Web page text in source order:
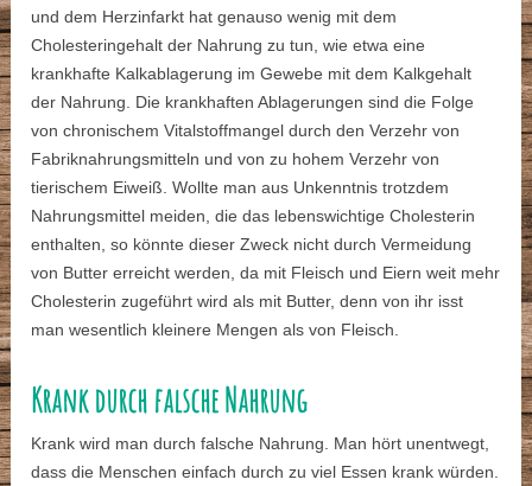
und dem Herzinfarkt hat genauso wenig mit dem
Cholesteringehalt der Nahrung zu tun, wie etwa eine
krankhafte Kalkablagerung im Gewebe mit dem Kalkgehalt
der Nahrung. Die krankhaften Ablagerungen sind die Folge
von chronischem Vitalstoffmangel durch den Verzehr von
Fabriknahrungsmitteln und von zu hohem Verzehr von
tierischem Eiweiß. Wollte man aus Unkenntnis trotzdem
Nahrungsmittel meiden, die das lebenswichtige Cholesterin
enthalten, so könnte dieser Zweck nicht durch Vermeidung
von Butter erreicht werden, da mit Fleisch und Eiern weit mehr
Cholesterin zugeführt wird als mit Butter, denn von ihr isst
man wesentlich kleinere Mengen als von Fleisch.
Krank durch falsche Nahrung
Krank wird man durch falsche Nahrung. Man hört unentwegt,
dass die Menschen einfach durch zu viel Essen krank würden.